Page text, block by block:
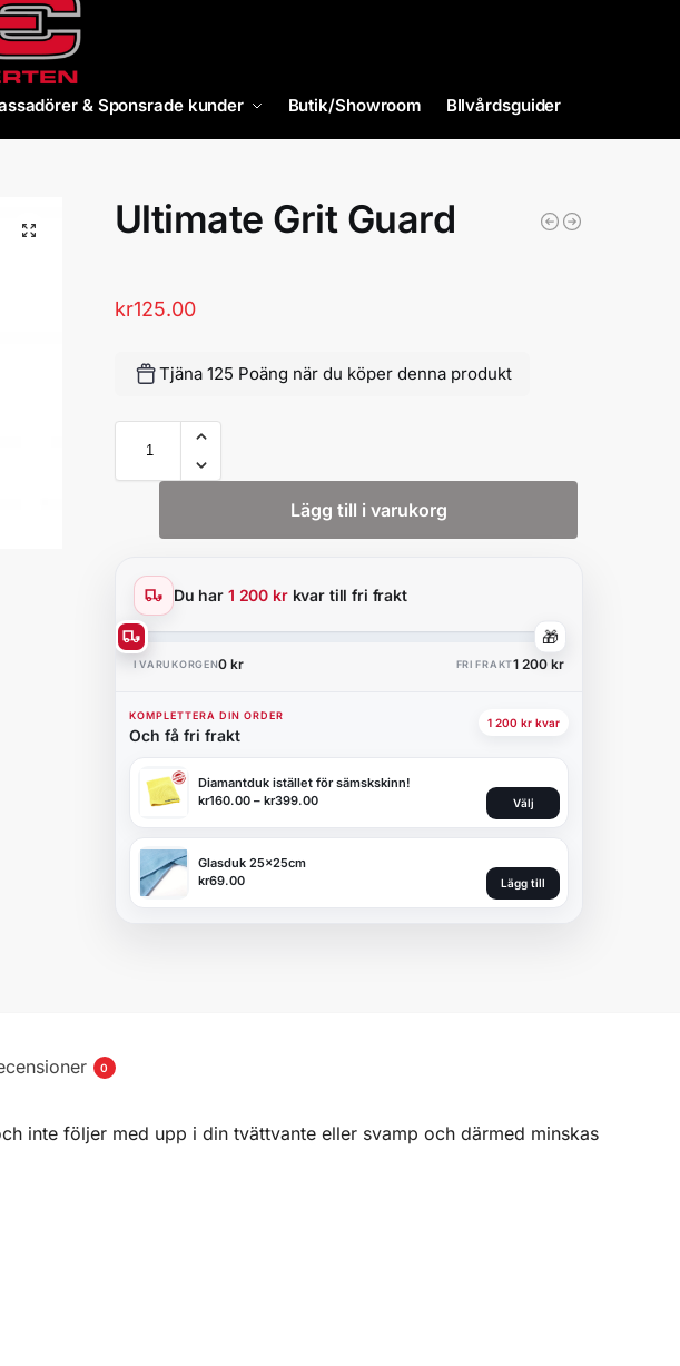
& Sponsrade kunder Butik/Showroom BIlvårdsguider
Ultimate Grit Guard
kr125.00
Tjäna 125 Poäng när du köper denna produkt
Lägg till i varukorg
Du har 1 200 krkvar till fri frakt
🎁
I VARUKORGEN0 kr FRI FRAKT1 200 kr
KOMPLETTERA DIN ORDER
Och få fri frakt
1 200 kr kvar
Diamantduk istället för sämskskinn!
kr160.00 – kr399.00 Välj
Glasduk 25x25cm
kr69.00 Lägg till
0
inte följer med upp i din tvättvante eller svamp och därmed minskas